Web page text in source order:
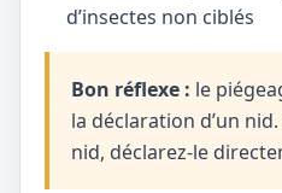
d’insectes non ciblés
Bon réflexe : le
la déclaration d’un
nid, déclarez-le